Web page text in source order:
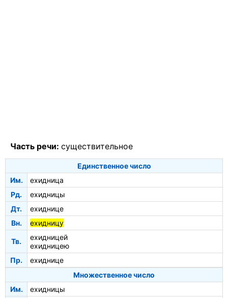
Часть речи: существительное
Единственное число
Им.
ехидница
Рд.
ехидницы
Дт.
ехиднице
Вн.
ехидницу
Тв.
ехидницей
ехидницею
Пр.
ехиднице
Множественное число
Им.
ехидницы